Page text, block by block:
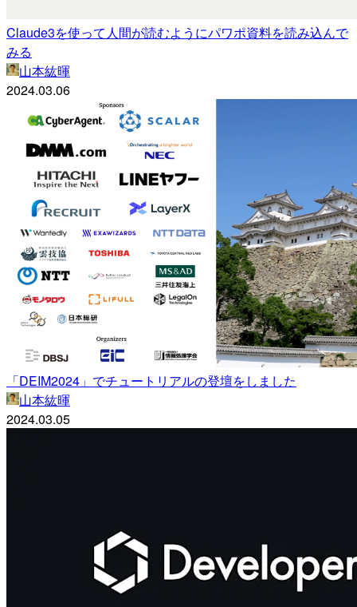
Claude3を使って人間が読むようにパワポ資料を読み込んで
みる
山本紘暉
2024.03.06
「DEIM2024」でチュートリアルの登壇をしました
山本紘暉
2024.03.05